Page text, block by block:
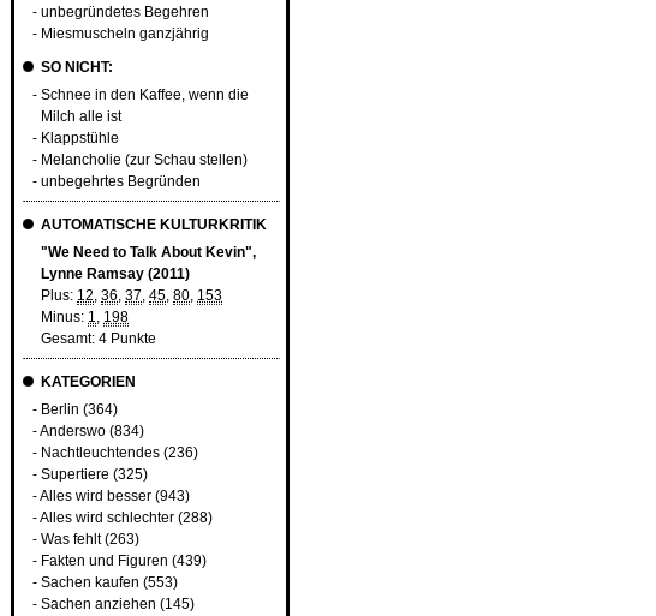
- unbegründetes Begehren
- Miesmuscheln ganzjährig
SO NICHT:
- Schnee in den Kaffee, wenn die
Milch alle ist
- Klappstühle
- Melancholie (zur Schau stellen)
- unbegehrtes Begründen
AUTOMATISCHE KULTURKRITIK
"We Need to Talk About Kevin",
Lynne Ramsay (2011)
Plus: 12, 36, 37, 45, 80, 153
Minus: 1, 198
Gesamt: 4 Punkte
KATEGORIEN
- Berlin (364)
-Anderswo(834)
- Nachtleuchtendes(236)
- Supertiere (325)
-Alles wird besser(943)
-Alles wird schlechter(288)
- Was fehlt(263)
- Fakten und Figuren (439)
- Sachen kaufen (553)
- Sachen anziehen (145)